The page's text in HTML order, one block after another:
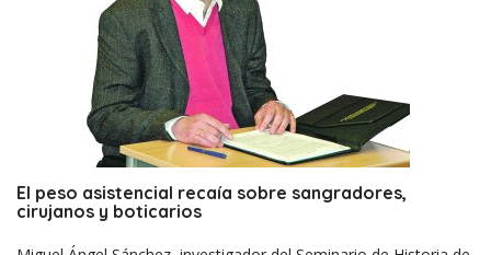
El peso asistencial recaía sobre sangradores,
cirujanos y boticarios